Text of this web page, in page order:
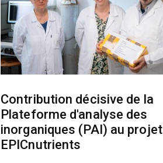
Contribution décisive de la
Plateforme d'analyse des
inorganiques (PAI) au projet
EPICnutrients